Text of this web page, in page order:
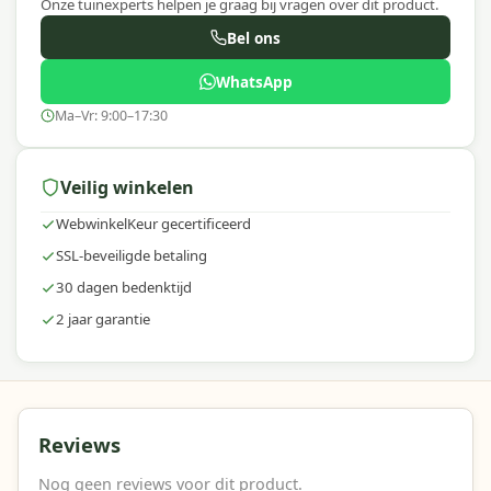
Onze tuinexperts helpen je graag bij vragen over dit product.
Bel ons
WhatsApp
Ma–Vr: 9:00–17:30
Veilig winkelen
WebwinkelKeur gecertificeerd
SSL-beveiligde betaling
30 dagen bedenktijd
2 jaar garantie
Reviews
Nog geen reviews voor dit product.